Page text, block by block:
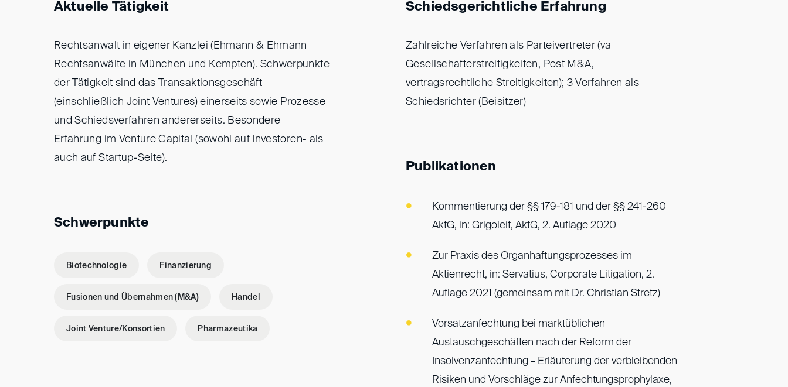
Aktuelle Tätigkeit
Rechtsanwalt in eigener Kanzlei (Ehmann & Ehmann
Rechtsanwälte in München und Kempten). Schwerpunkte
der Tätigkeit sind das Transaktionsgeschäft
(einschließlich Joint Ventures) einerseits sowie Prozesse
und Schiedsverfahren andererseits. Besondere
Erfahrung im Venture Capital (sowohl auf Investoren- als
auch auf Startup-Seite).
Schwerpunkte
Biotechnologie Finanzierung
Fusionen und Übernahmen (M&A) Handel
Joint Venture/Konsortien Pharmazeutika
Schiedsgerichtliche Erfahrung
Zahlreiche Verfahren als Parteivertreter (va
Gesellschafterstreitigkeiten, Post M&A,
vertragsrechtliche Streitigkeiten); 3 Verfahren als
Schiedsrichter (Beisitzer)
Publikationen
Kommentierung der §§ 179-181 und der §§ 241-260
AktG, in: Grigoleit, AktG, 2. Auflage 2020
Zur Praxis des Organhaftungsprozesses im
Aktienrecht, in: Servatius, Corporate Litigation, 2.
Auflage 2021 (gemeinsam mit Dr. Christian Stretz)
Vorsatzanfechtung bei marktüblichen
Austauschgeschäften nach der Reform der
Insolvenzanfechtung – Erläuterung der verbleibenden
Risiken und Vorschläge zur Anfechtungsprophylaxe,